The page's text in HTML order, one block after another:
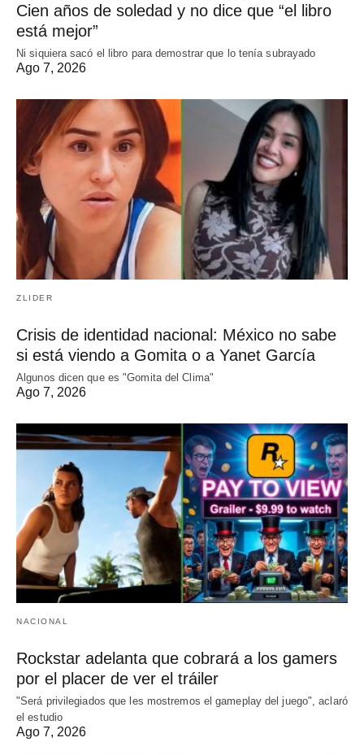
Cien años de soledad y no dice que “el libro
está mejor”
Ni siquiera sacó el libro para demostrar que lo tenía subrayado
Ago 7, 2026
ZLIDER
Crisis de identidad nacional: México no sabe
si está viendo a Gomita o a Yanet García
Algunos dicen que es "Gomita del Clima"
Ago 7, 2026
NACIONAL
Rockstar adelanta que cobrará a los gamers
por el placer de ver el tráiler
"Será privilegiados que les mostremos el gameplay del juego", aclaró
el estudio
Ago 7, 2026